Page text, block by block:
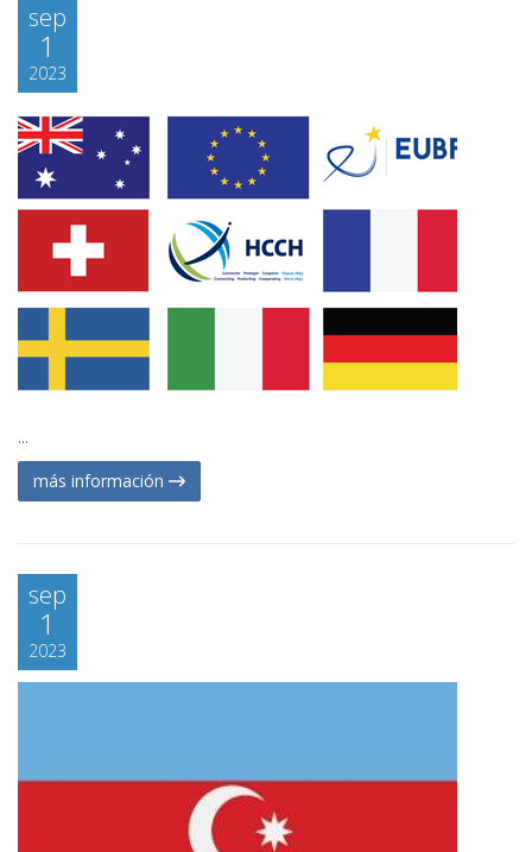
sep
1
2023
...
más información
sep
1
2023